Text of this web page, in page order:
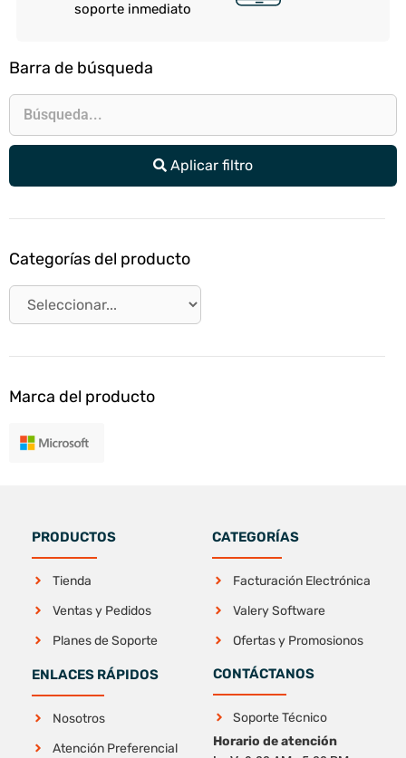
Barra de búsqueda
Aplicar filtro
Categorías del producto
Marca del producto
soporte inmediato
PRODUCTOS
Tienda
Ventas y Pedidos
Planes de Soporte
CATEGORÍAS
Facturación Electrónica
Valery Software
Ofertas y Promosionos
ENLACES RÁPIDOS
Nosotros
Atención Preferencial
CONTÁCTANOS
Soporte Técnico
Horario de atención